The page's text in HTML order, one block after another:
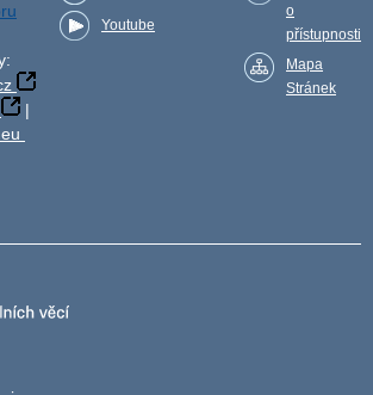
|
Youtube
o
přístupnosti
Mapa
Stránek